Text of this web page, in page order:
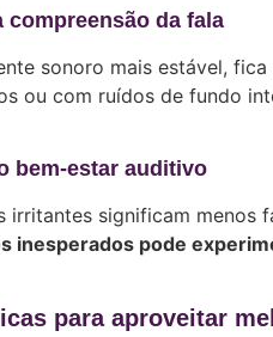
compreensão da fala
sonoro mais estável,
ou com ruídos de fundo
bem-estar auditivo
irritantes significam menos
inesperados pode
para aproveitar